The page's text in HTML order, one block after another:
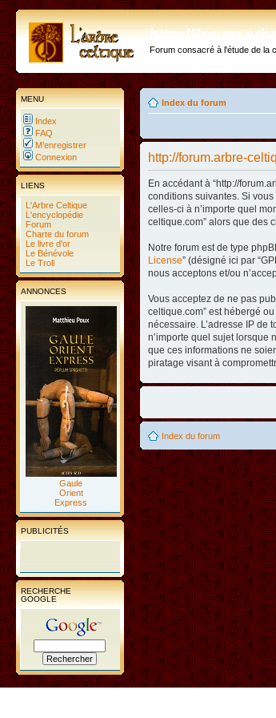
http://
Forum consacré à l'étude de la
MENU
Index
FAQ
M’enregistrer
Connexion
LIENS
L'Arbre Celtique
L'encyclopédie
Forum
Charte du forum
Le livre d'or
Le Bénévole
Le Troll
ANNONCES
Gaule
Orient
Express
PUBLICITÉS
RECHERCHE
GOOGLE
Index du forum
http://forum.arbre-
En accédant à “http://
conditions suivantes. Si vous
celles-ci à n’importe quel
celtique.com” alors que des
Notre forum est de type
License” (désigné ici par
nous acceptons et/ou
Vous acceptez de ne pas
celtique.com” est hébergé
nécessaire. L’adresse IP de
n’importe quel sujet lorsque
que ces informations ne
piratage visant à
Index du forum